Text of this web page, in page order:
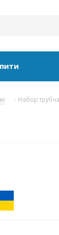
- Набор